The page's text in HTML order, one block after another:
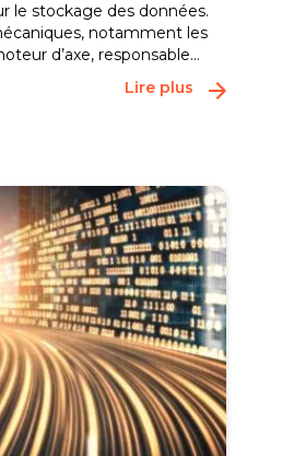
le stockage des données.
notamment les
d’axe, responsable...
Lire plus